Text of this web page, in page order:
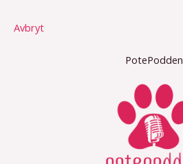
Avbryt
PotePodden